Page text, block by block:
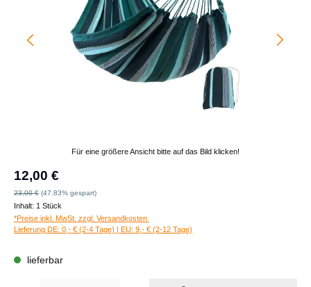
Für eine größere Ansicht bitte auf das Bild klicken!
Verkaufspreis:
12,00 €
Regulärer Preis:
23,00 € (47.83% gespart)
Inhalt: 1 Stück
*Preise inkl. MwSt. zzgl. Versandkosten
Lieferung DE: 0,- € (2-4 Tage) | EU: 9,- € (2-12 Tage)
lieferbar